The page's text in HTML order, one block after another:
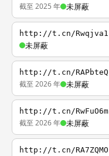
截至 2025 年 未屏蔽
http://t.cn/Rwqjva1
未屏蔽
http://t.cn/RAPbteQ
截至 2026 年 未屏蔽
http://t.cn/RwFuO6m
截至 2026 年 未屏蔽
http://t.cn/RA7ZQMO